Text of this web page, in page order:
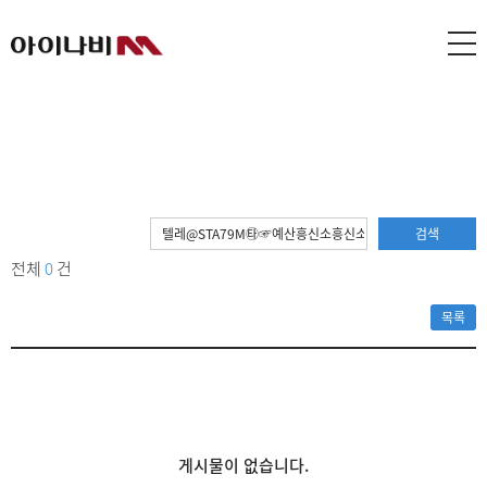
검색
전체 0건
목록
게시물이 없습니다.